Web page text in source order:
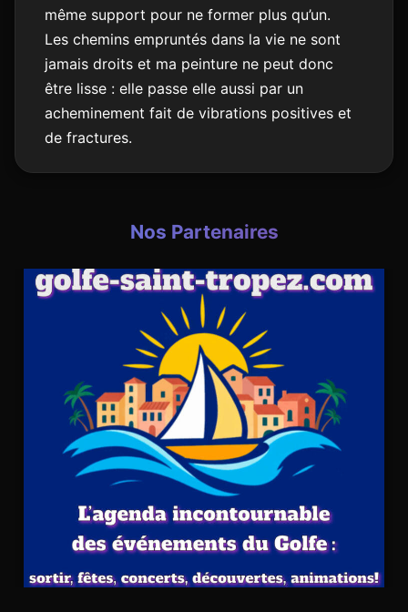
même support pour ne former plus qu’un.
Les chemins empruntés dans la vie ne sont
jamais droits et ma peinture ne peut donc
être lisse : elle passe elle aussi par un
acheminement fait de vibrations positives et
de fractures.
Nos Partenaires